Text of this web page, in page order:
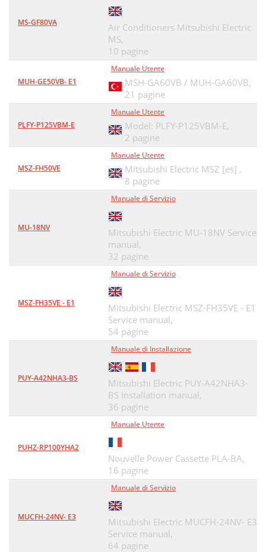
MS-GF80VA
Air Conditioners Mitsubishi Electric
MS,
10 pagine
MUH-GE50VB- E1
Manuale Utente
MSH-GA60VB / MUH-GA60VB,
21 pagine
PLFY-P125VBM-E
Manuale Utente
Model: PLFY-P125VBM-E,
2 pagine
MSZ-FH50VE
Manuale Utente
Mitsubishi Electric MSZ [es] ,
8 pagine
MU-18NV
Manuale di Servizio
Mitsubishi Electric MU-18NV Service
manual,
32 pagine
MSZ-FH35VE - E1
Manuale di Servizio
Mitsubishi Electric MSZ-FH35VE - E1
Service manual,
54 pagine
PUY-A42NHA3-BS
Manuale di Installazione
Mitsubishi Electric PUY-A42NHA3-
BS Installation manual,
36 pagine
PUHZ-RP100YHA2
Manuale Utente
Nouvelle Power Cassette PLA-BA,
16 pagine
MUCFH-24NV- E3
Manuale di Servizio
Mitsubishi Electric MUCFH-24NV- E3
Service manual,
64 pagine